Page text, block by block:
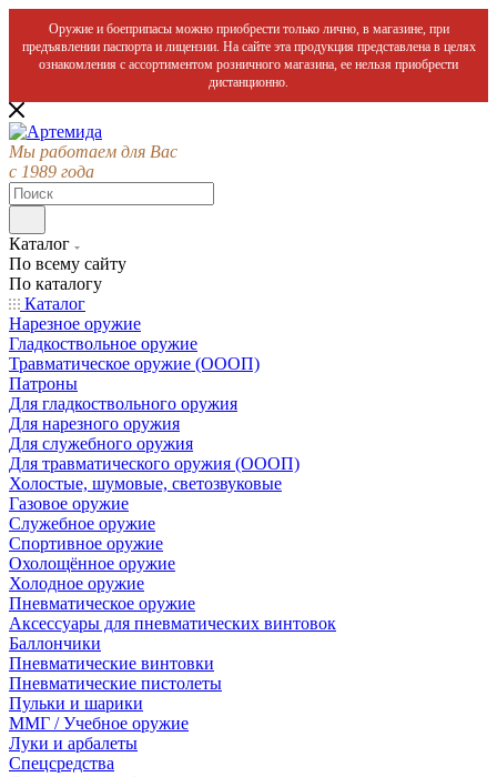
Оружие и боеприпасы можно приобрести только лично, в магазине, при
предъявлении паспорта и лицензии. На сайте эта продукция представлена в целях
ознакомления с ассортиментом розничного магазина, ее нельзя приобрести
дистанционно.
Мы работаем для Вас
с 1989 года
Каталог
По всему сайту
По каталогу
Каталог
Нарезное оружие
Гладкоствольное оружие
Травматическое оружие (ОООП)
Патроны
Для гладкоствольного оружия
Для нарезного оружия
Для служебного оружия
Для травматического оружия (ОООП)
Холостые, шумовые, светозвуковые
Газовое оружие
Служебное оружие
Спортивное оружие
Охолощённое оружие
Холодное оружие
Пневматическое оружие
Аксессуары для пневматических винтовок
Баллончики
Пневматические винтовки
Пневматические пистолеты
Пульки и шарики
ММГ / Учебное оружие
Луки и арбалеты
Спецсредства